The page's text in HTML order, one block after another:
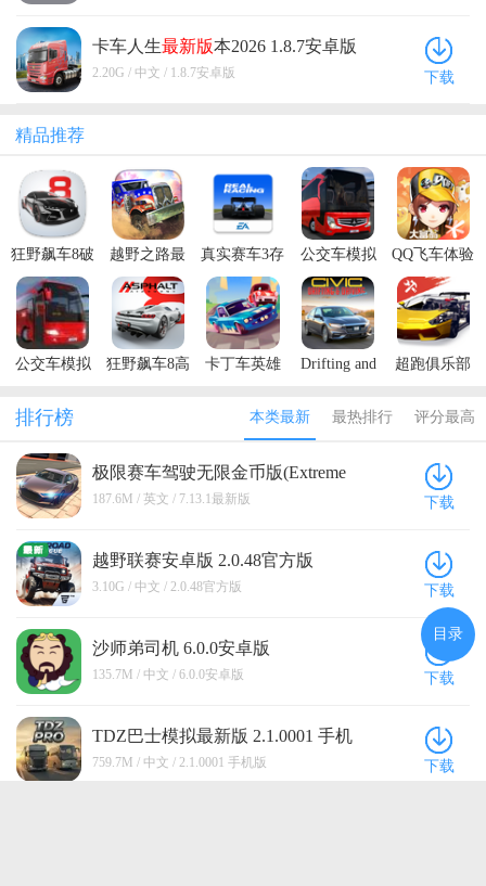
卡车人生最新版本2026 1.8.7安卓版
2.20G / 中文 / 1.8.7安卓版 下载
精品推荐
狂野飙车8破
解版全车辆
解锁
越野之路最
新版本2026
真实赛车3存
档破解版
公交车模拟
器2022最新
版(Bus
Simulator :
Ultimate)
QQ飞车体验
服最新版
2026
公交车模拟
版
狂野飙车8高
卡丁车英雄
Drifting and
与驾驶思域
模拟器无限
超跑俱乐部
排行榜 本类最新 最热排行 评分最高
极限赛车驾驶无限金币版(Extreme
Car Driving Simulator) 7.13.1最新版
187.6M / 英文 / 7.13.1最新版 下载
越野联赛安卓版 2.0.48官方版
3.10G / 中文 / 2.0.48官方版 下载
沙师弟司机 6.0.0安卓版
135.7M / 中文 / 6.0.0安卓版 下载
TDZ巴士模拟最新版 2.1.0001 手机
版
759.7M / 中文 / 2.1.0001 手机版 下载
目录